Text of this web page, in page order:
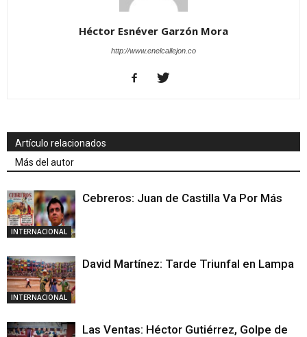
Héctor Esnéver Garzón Mora
http://www.enelcallejon.co
Artículo relacionados
Más del autor
INTERNACIONAL
Cebreros: Juan de Castilla Va Por Más
INTERNACIONAL
David Martínez: Tarde Triunfal en Lampa
Las Ventas: Héctor Gutiérrez, Golpe de